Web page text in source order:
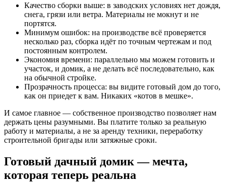
Качество сборки выше: в заводских условиях нет дождя,
снега, грязи или ветра. Материалы не мокнут и не
портятся.
Минимум ошибок: на производстве всё проверяется
несколько раз, сборка идёт по точным чертежам и под
постоянным контролем.
Экономия времени: параллельно мы можем готовить и
участок, и домик, а не делать всё последовательно, как
на обычной стройке.
Прозрачность процесса: вы видите готовый дом до того,
как он приедет к вам. Никаких «котов в мешке».
И самое главное — собственное производство позволяет нам
держать цены разумными. Вы платите только за реальную
работу и материалы, а не за аренду техники, переработку
строительной бригады или затяжные сроки.
Готовый дачный домик — мечта,
которая теперь реальна